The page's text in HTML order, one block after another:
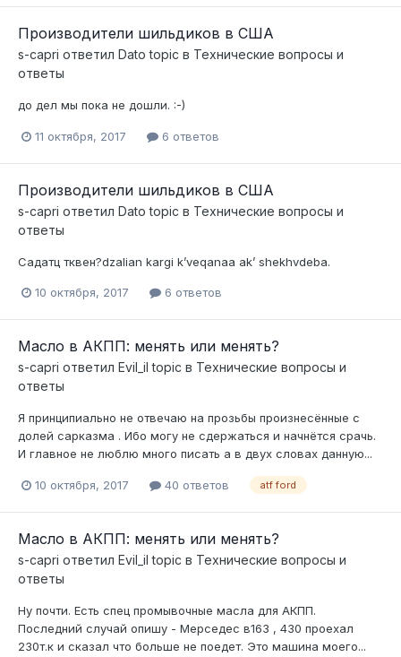
Производители шильдиков в США
s-capri ответил Dato topic в Технические вопросы и
ответы
до дел мы пока не дошли. :-)
11 октября, 2017 6 ответов
Производители шильдиков в США
s-capri ответил Dato topic в Технические вопросы и
ответы
Садатц тквен?dzalian kargi k’veqanaa ak’ shekhvdeba.
10 октября, 2017 6 ответов
Масло в АКПП: менять или менять?
s-capri ответил Evil_il topic в Технические вопросы и
ответы
Я принципиально не отвечаю на прозьбы произнесённые с
долей сарказма . Ибо могу не сдержаться и начнётся срачь.
И главное не люблю много писать а в двух словах данную...
10 октября, 2017 40 ответов atf ford
Масло в АКПП: менять или менять?
s-capri ответил Evil_il topic в Технические вопросы и
ответы
Ну почти. Есть спец промывочные масла для АКПП.
Последний случай опишу - Мерседес в163 , 430 проехал
230т.к и сказал что больше не поедет. Это машина моего...